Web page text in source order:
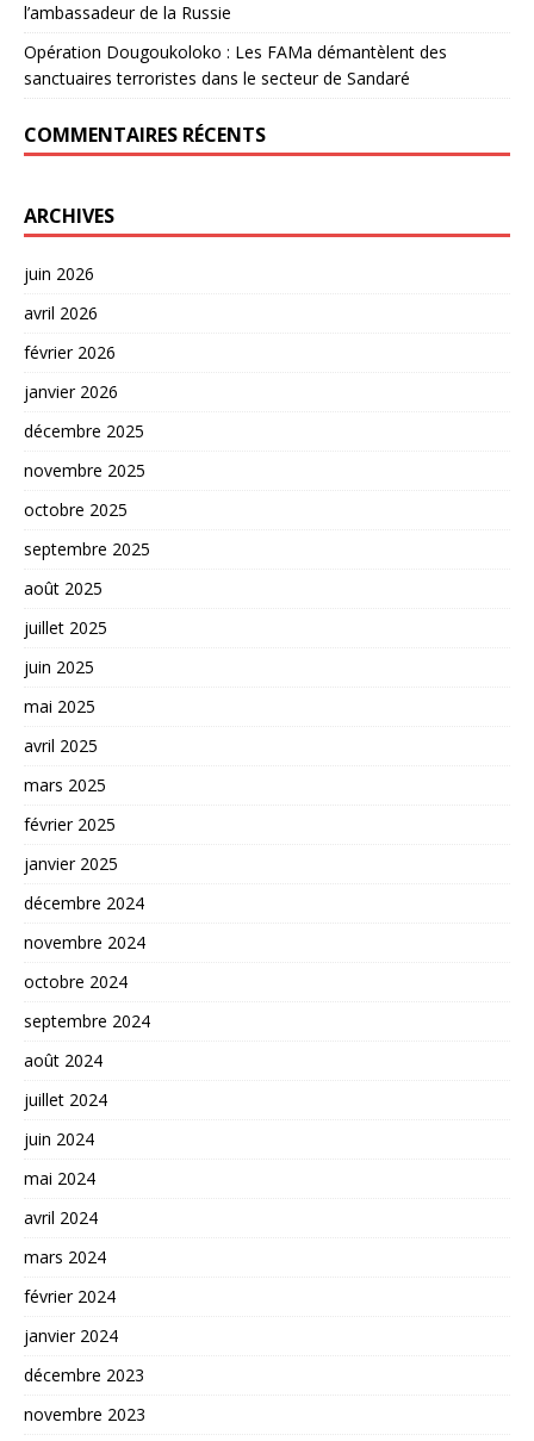
l’ambassadeur de la Russie
Opération Dougoukoloko : Les FAMa démantèlent des
sanctuaires terroristes dans le secteur de Sandaré
COMMENTAIRES RÉCENTS
ARCHIVES
juin 2026
avril 2026
février 2026
janvier 2026
décembre 2025
novembre 2025
octobre 2025
septembre 2025
août 2025
juillet 2025
juin 2025
mai 2025
avril 2025
mars 2025
février 2025
janvier 2025
décembre 2024
novembre 2024
octobre 2024
septembre 2024
août 2024
juillet 2024
juin 2024
mai 2024
avril 2024
mars 2024
février 2024
janvier 2024
décembre 2023
novembre 2023